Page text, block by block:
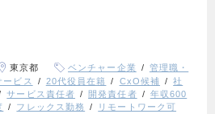
東京都 ベンチャー企業
管理職・
ービス 20代役員在籍 CxO候補
社
サービス責任者 開発責任者
年収600
フレックス勤務
リモートワーク可